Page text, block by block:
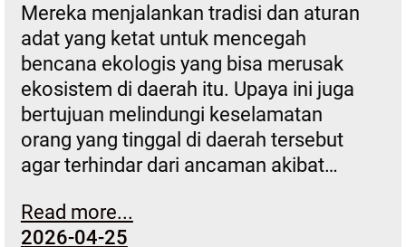
Mereka menjalankan tradisi dan aturan
adat yang ketat untuk mencegah
bencana ekologis yang bisa merusak
ekosistem di daerah itu. Upaya ini juga
bertujuan melindungi keselamatan
orang yang tinggal di daerah tersebut
agar terhindar dari ancaman akibat…
Read more...
2026-04-25